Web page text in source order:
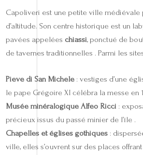
Capoliveri est une petite ville médiévale
d’altitude. Son centre historique est un
pavées appelées chiassi, ponctué de
de tavernes traditionnelles . Parmi les
Pieve di San Michele : vestiges d’une
le pape Grégoire XI célébra la messe en
Musée minéralogique Alfeo Ricci :
précieux issus du passé minier de l’île .
Chapelles et églises gothiques :
ville, elles s’ouvrent sur des places